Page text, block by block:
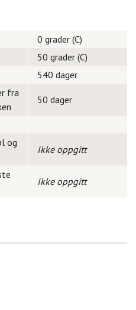
0 grader (C)
50 grader (C)
540 dager
fra
50 dager
og
Ikke oppgitt
Ikke oppgitt